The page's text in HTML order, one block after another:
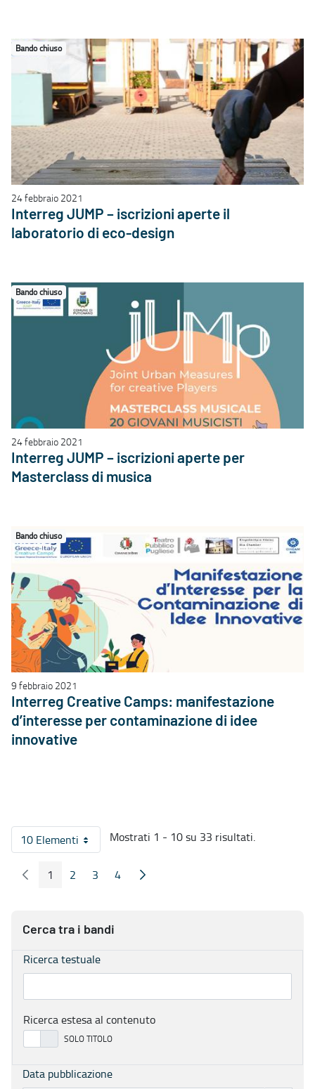
Bando chiuso
24 febbraio 2021
Interreg JUMP – iscrizioni aperte il
laboratorio di eco-design
Bando chiuso
24 febbraio 2021
Interreg JUMP – iscrizioni aperte per
Masterclass di musica
Bando chiuso
9 febbraio 2021
Interreg Creative Camps: manifestazione
d’interesse per contaminazione di idee
innovative
10 ElementiPer pagina
Mostrati 1 - 10 su 33 risultati.
Pagina Precedente
Pagina
1 Pagina
2 Pagina
3 Pagina
4 Pagina Seguente
Cerca tra i bandi
Ricerca testuale
Ricerca estesa al contenuto
Data pubblicazione